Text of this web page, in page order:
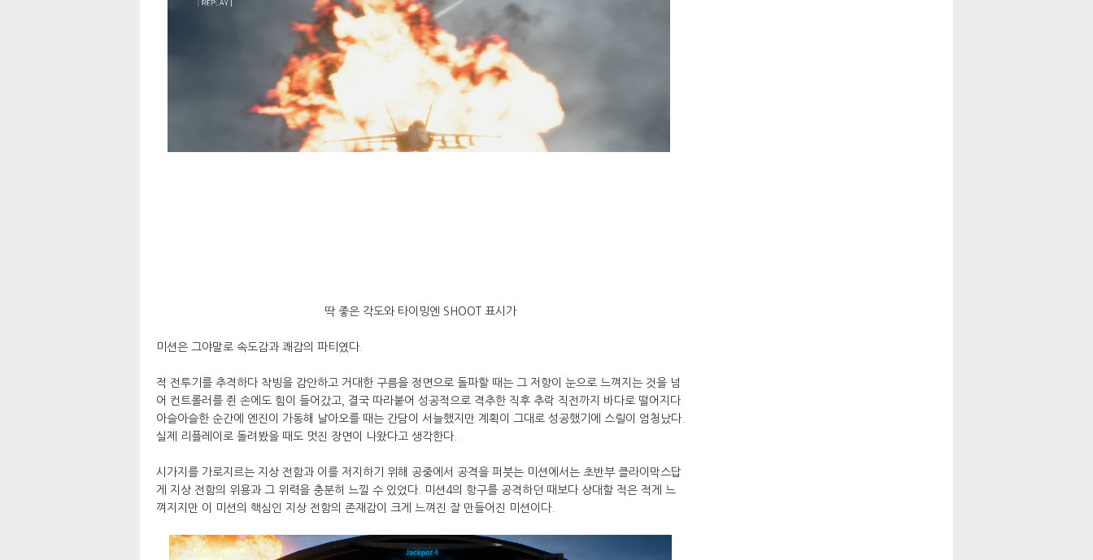
딱 좋은 각도와 타이밍엔 SHOOT 표시가
미션은 그야말로 속도감과 쾌감의 파티였다.
적 전투기를 추격하다 착빙을 감안하고 거대한 구름을 정면으로 돌파할 때는 그 저항이 눈으로 느껴지는 것을 넘
어 컨트롤러를 쥔 손에도 힘이 들어갔고, 결국 따라붙어 성공적으로 격추한 직후 추락 직전까지 바다로 떨어지다
아슬아슬한 순간에 엔진이 가동해 날아오를 때는 간담이 서늘했지만 계획이 그대로 성공했기에 스릴이 엄청났다.
실제 리플레이로 돌려봤을 때도 멋진 장면이 나왔다고 생각한다.
시가지를 가로지르는 지상 전함과 이를 저지하기 위해 공중에서 공격을 퍼붓는 미션에서는 초반부 클라이막스답
게 지상 전함의 위용과 그 위력을 충분히 느낄 수 있었다. 미션4의 항구를 공격하던 때보다 상대할 적은 적게 느
껴지지만 이 미션의 핵심인 지상 전함의 존재감이 크게 느껴진 잘 만들어진 미션이다.